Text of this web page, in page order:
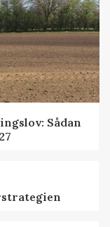
Sådan